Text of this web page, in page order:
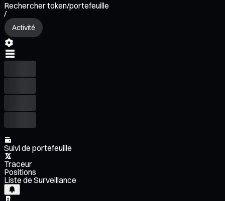
Rechercher token/portefeuille
/
Activité
Suivi de portefeuille
Traceur
Positions
Liste de Surveillance